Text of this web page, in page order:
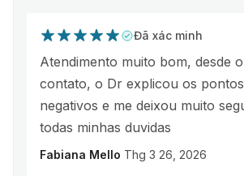
Đã xác minh
Atendimento muito bom, desde
contato, o Dr explicou os
negativos e me deixou muito
todas minhas duvidas
Fabiana Mello Thg 3 26, 2026